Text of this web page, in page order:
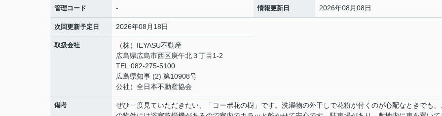
管理コード - 情報更新日 2026年08月08日
次回更新予定日 2026年08月18日
取扱会社
（株）IEYASU不動産
広島県広島市西区庚午北３丁目1-2
TEL:082-275-5100
広島県知事 (2) 第10908号
公社）全日本不動産協会
備考
ぜひ一度見ていただきたい、「コーポ花の樹」です。洗濯物の外干しで花粉が付くのが心配なときでも、